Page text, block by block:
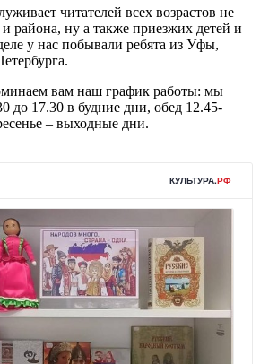
читателей всех возрастов не
района, ну а также приезжих детей и
у нас побывали ребята из Уфы,
вам наш график работы: мы
до 17.30 в будние дни, обед 12.45-
– выходные дни.